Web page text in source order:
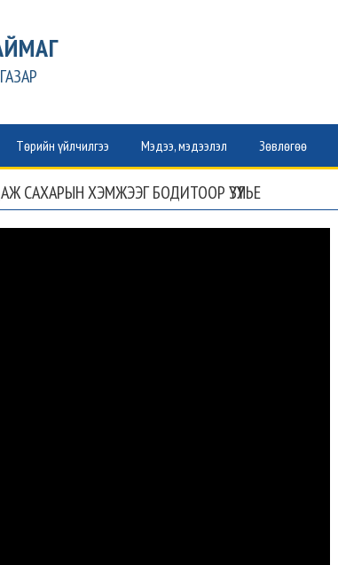
Төрийн үйлчилгээ Мэдээ, мэдээлэл Зөвлөгөө
ХЭМЖЭЭГ БОДИТООР ҮЗҮҮЛЬЕ